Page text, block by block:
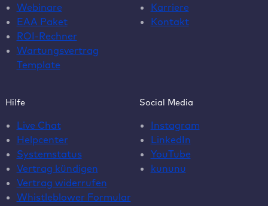
Webinare
EAA Paket
ROI-Rechner
Wartungsvertrag
Template
Karriere
Kontakt
Hilfe
Live Chat
Helpcenter
Systemstatus
Vertrag kündigen
Vertrag widerrufen
Whistleblower Formular
Social Media
Instagram
LinkedIn
YouTube
kununu